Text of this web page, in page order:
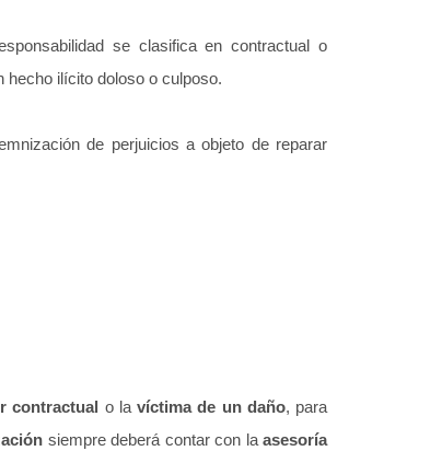
se clasifica en contractual o
hecho ilícito doloso o culposo.
de perjuicios a objeto de reparar
contractual o lavíctima de un daño, para
siempre deberá contar con laasesoría